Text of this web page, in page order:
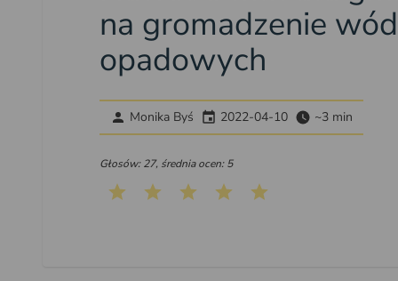
na gromadzenie wód
opadowych
Monika Byś 2022-04-10 ~3 min
Głosów: 27, średnia ocen: 5